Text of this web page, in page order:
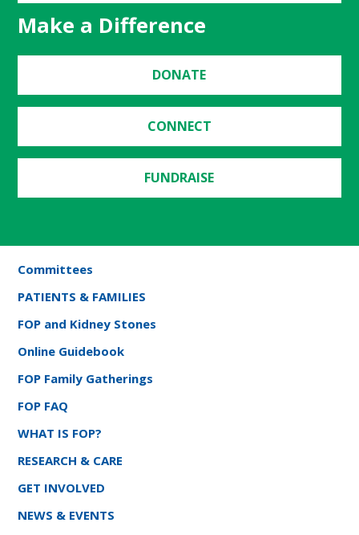
Make a Difference
DONATE
CONNECT
FUNDRAISE
Committees
PATIENTS & FAMILIES
FOP and Kidney Stones
Online Guidebook
FOP Family Gatherings
FOP FAQ
WHAT IS FOP?
RESEARCH & CARE
GET INVOLVED
NEWS & EVENTS